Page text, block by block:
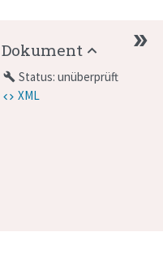
Dokument
build Status: unüberprüft
XML